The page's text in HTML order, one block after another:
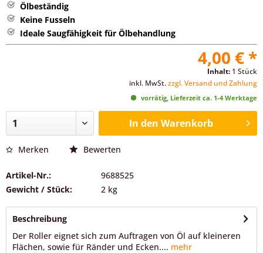
Ölbeständig
Keine Fusseln
Ideale Saugfähigkeit für Ölbehandlung
4,00 € *
Inhalt: 1 Stück
inkl. MwSt.zzgl. Versand und Zahlung
vorrätig, Lieferzeit ca. 1-4 Werktage
In den Warenkorb
Merken Bewerten
Artikel-Nr.:
9688525
Gewicht / Stück:
2 kg
Beschreibung
Der Roller eignet sich zum Auftragen von Öl auf kleineren
Flächen, sowie für Ränder und Ecken.... mehr